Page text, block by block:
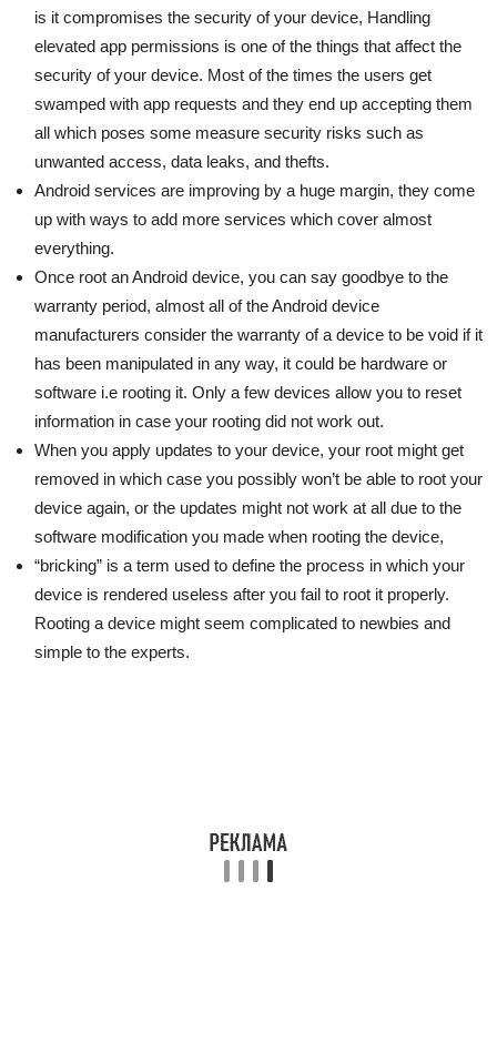
is it compromises the security of your device, Handling
elevated app permissions is one of the things that affect the
security of your device. Most of the times the users get
swamped with app requests and they end up accepting them
all which poses some measure security risks such as
unwanted access, data leaks, and thefts.
Android services are improving by a huge margin, they come
up with ways to add more services which cover almost
everything.
Once root an Android device, you can say goodbye to the
warranty period, almost all of the Android device
manufacturers consider the warranty of a device to be void if it
has been manipulated in any way, it could be hardware or
software i.e rooting it. Only a few devices allow you to reset
information in case your rooting did not work out.
When you apply updates to your device, your root might get
removed in which case you possibly won’t be able to root your
device again, or the updates might not work at all due to the
software modification you made when rooting the device,
“bricking” is a term used to define the process in which your
device is rendered useless after you fail to root it properly.
Rooting a device might seem complicated to newbies and
simple to the experts.